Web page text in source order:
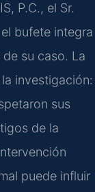
P.C., el Sr.
bufete integra
su caso. La
investigación:
sus
de la
puede influir